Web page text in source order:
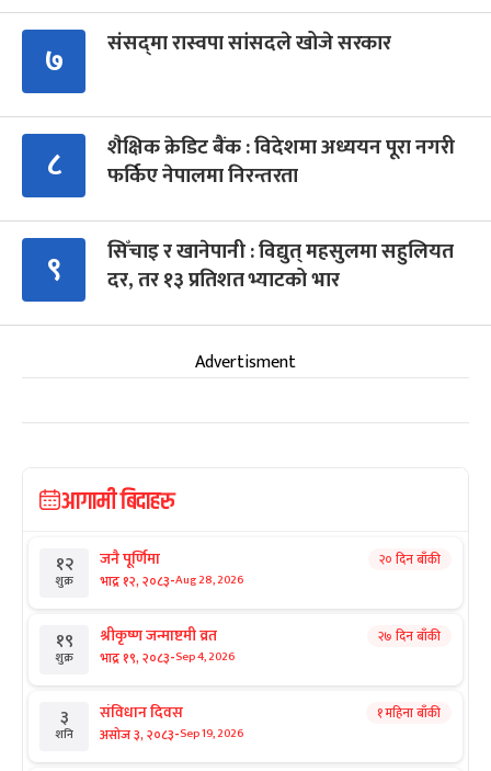
७ संसद्‍मा रास्वपा सांसदले खोजे सरकार
८
शैक्षिक क्रेडिट बैंक : विदेशमा अध्ययन पूरा नगरी
फर्किए नेपालमा निरन्तरता
९
सिँचाइ र खानेपानी : विद्युत् महसुलमा सहुलियत
दर, तर १३ प्रतिशत भ्याटको भार
Advertisment
आगामी बिदाहरु
१२
शुक्र
जनै पूर्णिमा
भाद्र १२, २०८३-Aug 28, 2026
२० दिन बाँकी
१९
शुक्र
श्रीकृष्ण जन्माष्टमी व्रत
भाद्र १९, २०८३-Sep 4, 2026
२७ दिन बाँकी
३
शनि
संविधान दिवस
असोज ३, २०८३-Sep 19, 2026
१ महिना बाँकी